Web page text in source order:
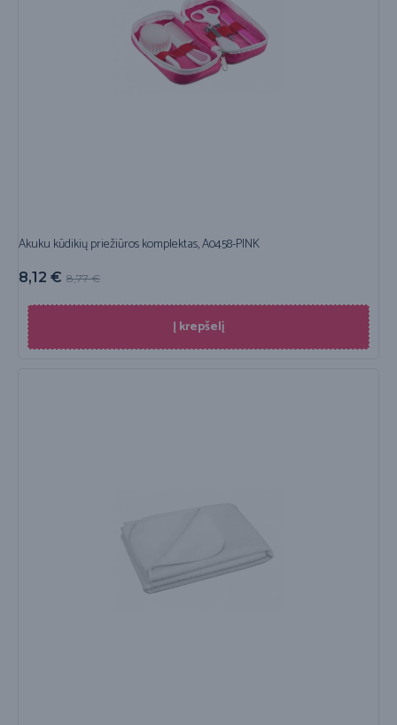
Akuku kūdikių priežiūros komplektas, A0458-PINK
8,77€
8,12 €
Į krepšelį